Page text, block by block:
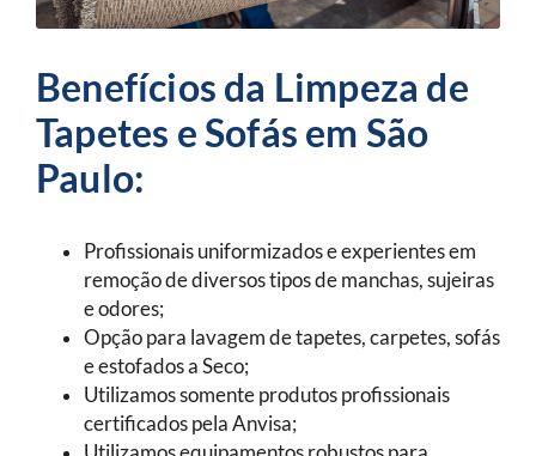
Benefícios da Limpeza de
Tapetes e Sofás em São
Paulo:
Profissionais uniformizados e experientes em
remoção de diversos tipos de manchas, sujeiras
e odores;
Opção para lavagem de tapetes, carpetes, sofás
e estofados a Seco;
Utilizamos somente produtos profissionais
certificados pela Anvisa;